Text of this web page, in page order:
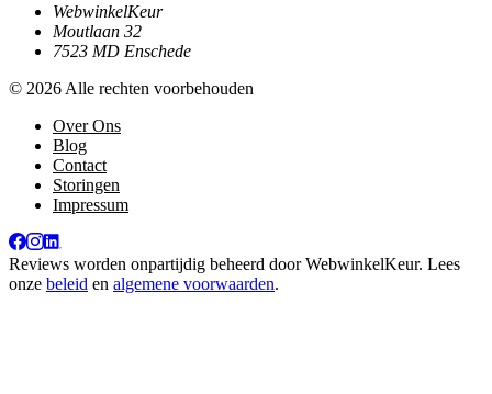
WebwinkelKeur
Moutlaan 32
7523 MD Enschede
© 2026 Alle rechten voorbehouden
Over Ons
Blog
Contact
Storingen
Impressum
Reviews worden onpartijdig beheerd doorWebwinkelKeur. Lees
onze beleid en algemene voorwaarden.